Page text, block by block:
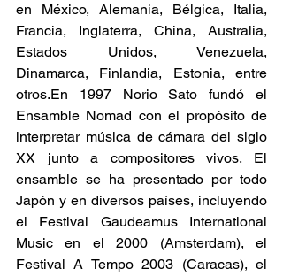
en México, Alemania, Bélgica, Italia,
Francia, Inglaterra, China, Australia,
Estados Unidos, Venezuela,
Dinamarca, Finlandia, Estonia, entre
otros.En 1997 Norio Sato fundó el
Ensamble Nomad con el propósito de
interpretar música de cámara del siglo
XX junto a compositores vivos. El
ensamble se ha presentado por todo
Japón y en diversos países, incluyendo
el Festival Gaudeamus International
Music en el 2000 (Amsterdam), el
Festival A Tempo 2003 (Caracas), el